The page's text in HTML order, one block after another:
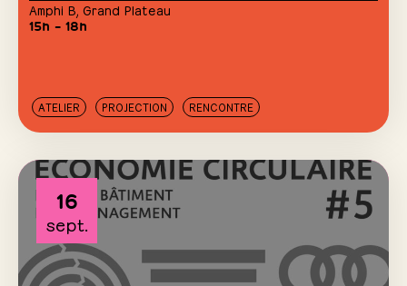
Amphi B Grand Plateau
15h – 18h
ATELIER PROJECTION RENCONTRE
16
sept.